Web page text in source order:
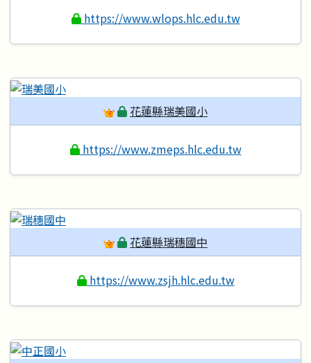
https://www.wlops.hlc.edu.tw
花蓮縣瑞美國小
https://www.zmeps.hlc.edu.tw
花蓮縣瑞穗國中
https://www.zsjh.hlc.edu.tw